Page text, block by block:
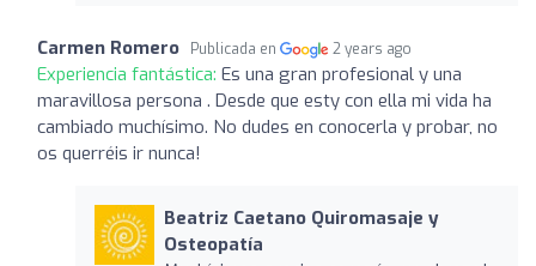
Carmen Romero Publicada en 2 years ago
Experiencia fantástica: Es una gran profesional y una
maravillosa persona . Desde que esty con ella mi vida ha
cambiado muchísimo. No dudes en conocerla y probar, no
os querréis ir nunca!
Beatriz Caetano Quiromasaje y
Osteopatía